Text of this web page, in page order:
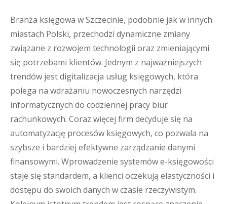
Branża księgowa w Szczecinie, podobnie jak w innych
miastach Polski, przechodzi dynamiczne zmiany
związane z rozwojem technologii oraz zmieniającymi
się potrzebami klientów. Jednym z najważniejszych
trendów jest digitalizacja usług księgowych, która
polega na wdrażaniu nowoczesnych narzędzi
informatycznych do codziennej pracy biur
rachunkowych. Coraz więcej firm decyduje się na
automatyzację procesów księgowych, co pozwala na
szybsze i bardziej efektywne zarządzanie danymi
finansowymi. Wprowadzenie systemów e-księgowości
staje się standardem, a klienci oczekują elastyczności i
dostępu do swoich danych w czasie rzeczywistym.